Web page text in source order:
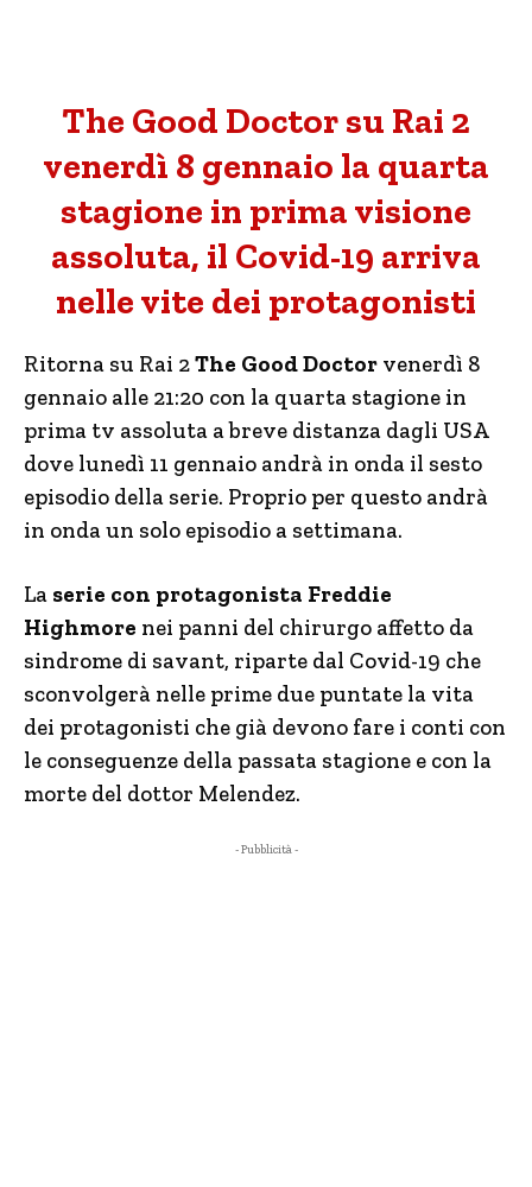
The Good Doctor su Rai 2
venerdì 8 gennaio la quarta
stagione in prima visione
assoluta, il Covid-19 arriva
nelle vite dei protagonisti
Ritorna su Rai 2The Good Doctor venerdì 8
gennaio alle 21:20 con la quarta stagione in
prima tv assoluta a breve distanza dagli USA
dove lunedì 11 gennaio andrà in onda il sesto
episodio della serie. Proprio per questo andrà
in onda un solo episodio a settimana.
La serie con protagonista Freddie
Highmore nei panni del chirurgo affetto da
sindrome di savant, riparte dal Covid-19 che
sconvolgerà nelle prime due puntate la vita
dei protagonisti che già devono fare i conti con
le conseguenze della passata stagione e con la
morte del dottor Melendez.
- Pubblicità -